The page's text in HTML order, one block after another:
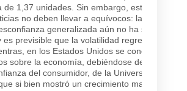
de 1,37 unidades. Sin embargo, estas
no deben llevar a equívocos: la raíz de
generalizada aún no ha sido
previsible que la volatilidad regrese
en los Estados Unidos se conocieron
sobre la economía, debiéndose destacar
del consumidor, de la Universidad de
si bien mostró un crecimiento mayor de